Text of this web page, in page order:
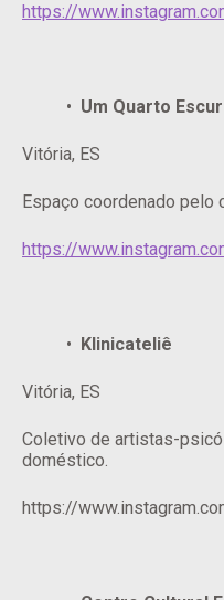
https://
Um Quarto
Vitória, ES
Espaço coordenado pelo
https://
Klinicateliê
Vitória, ES
Coletivo de artistas-
doméstico.
https://